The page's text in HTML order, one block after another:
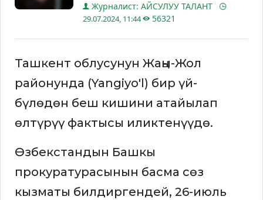
Журналист: АЙСУЛУУ ТАЛАНТ
29.07.2024, 11:44 56321
Ташкент облусунун Жаңы-Жол
районунда (Yangiyo'l) бир үй-
бүлөдөн беш кишини атайылап
өлтүрүү фактысы иликтенүүдө.
Өзбекстандын Башкы
прокуратурасынын басма сөз
кызматы билдиргендей, 26-июль